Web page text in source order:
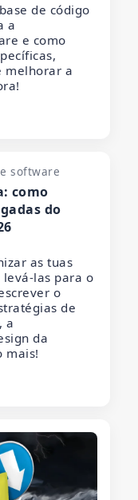
de código
a
e como
melhorar a
software
como
do
as tuas
levá-las para o
o
de
a
da
mais!